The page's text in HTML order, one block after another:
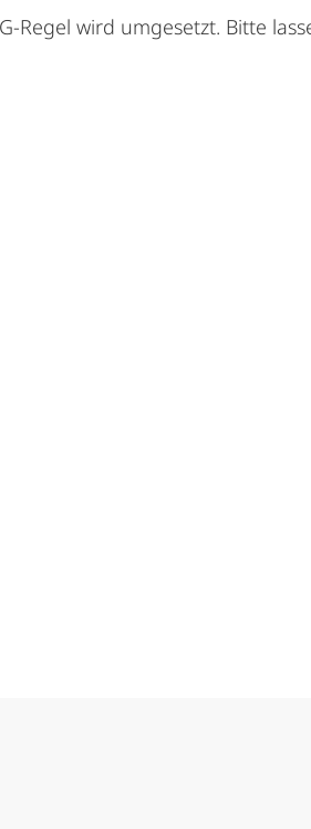
wird umgesetzt. Bitte